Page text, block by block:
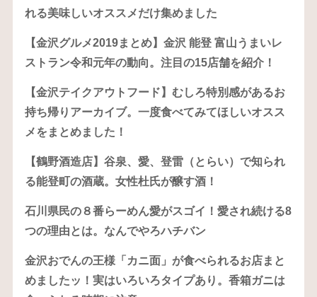
れる美味しいオススメだけ集めました
【金沢グルメ2019まとめ】金沢 能登 富山うまいレ
ストラン令和元年の動向。注目の15店舗を紹介！
【金沢テイクアウトフード】むしろ特別感があるお
持ち帰りアーカイブ。一度食べてみてほしいオスス
メをまとめました！
【鶴野酒造店】谷泉、愛、登雷（とらい）で知られ
る能登町の酒蔵。女性杜氏が醸す酒！
石川県民の８番らーめん愛がスゴイ！愛され続ける8
つの理由とは。なんでやろハチバン
金沢おでんの王様「カニ面」が食べられるお店まと
めましたッ！実はいろいろタイプあり。香箱ガニは